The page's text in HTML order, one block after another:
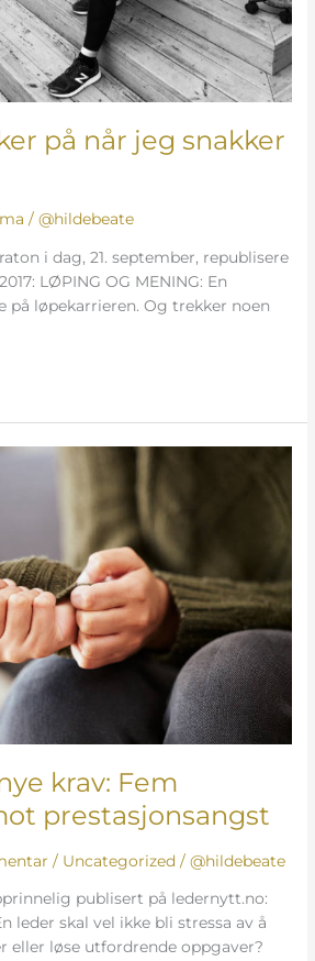
på når jeg snakker
/@hildebeate
i dag, 21. september, republisere
LØPING OG MENING: En
på løpekarrieren. Og trekker noen
krav: Fem
prestasjonsangst
/ Uncategorized /@hildebeate
publisert på ledernytt.no:
leder skal vel ikke bli stressa av å
eller løse utfordrende oppgaver?